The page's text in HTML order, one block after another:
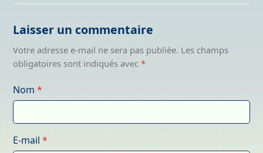
Laisser un commentaire
Votre adresse e-mail ne sera pas publiée. Les champs
obligatoires sont indiqués avec*
Nom*
E-mail*